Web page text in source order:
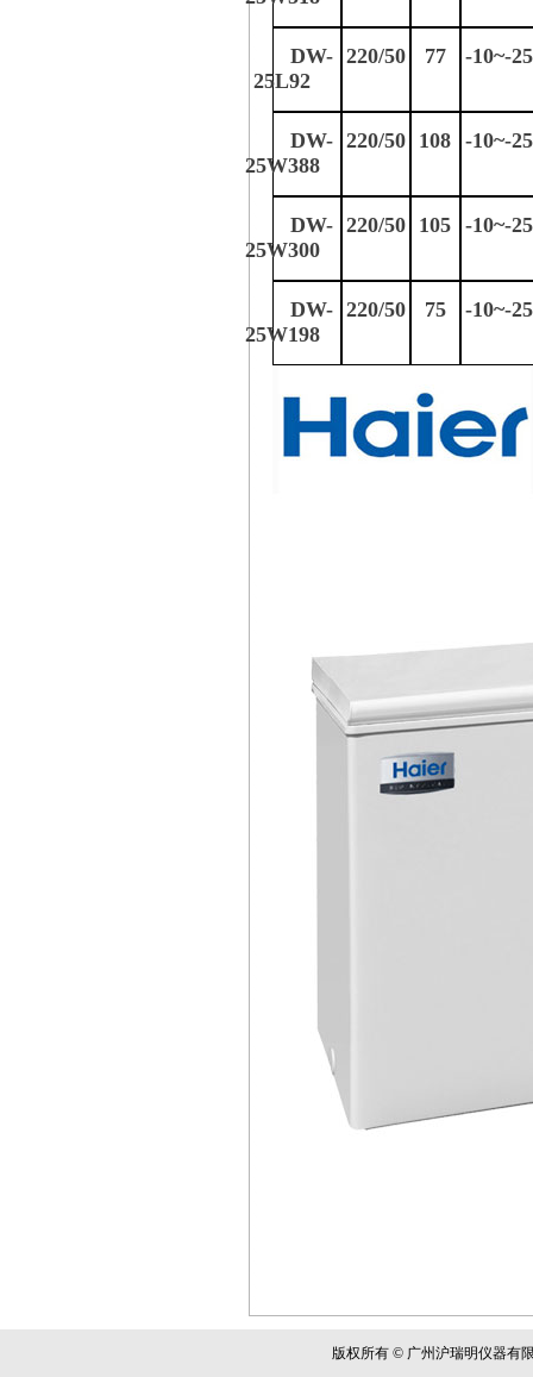
DW-
25L92
220/50 77 -10~-25
DW-
25W388
220/50 108 -10~-25
DW-
25W300
220/50 105 -10~-25
DW-
25W198
220/50 75 -10~-25
版权所有 © 广州沪瑞明仪器有